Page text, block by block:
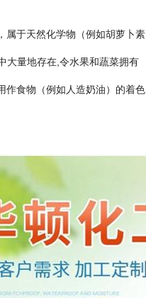
属于天然化学物（例如胡萝卜素
大量地存在,令水果和蔬菜拥有
作食物（例如人造奶油）的着色